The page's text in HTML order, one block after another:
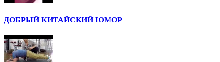
ДОБРЫЙ КИТАЙСКИЙ ЮМОР